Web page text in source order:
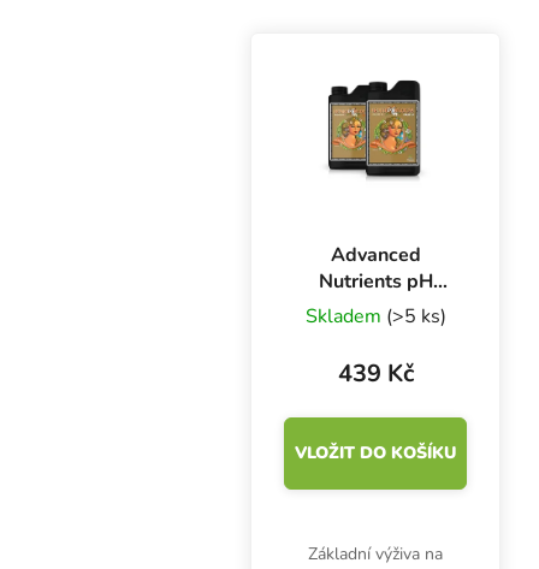
Advanced
Nutrients pH
Perfect Sensi Coco
Bloom A+B 500
ml, základní
hnojivo na květ
Skladem (>5 ks)
439 Kč
VLOŽIT DO KOŠÍKU
Základní výživa na